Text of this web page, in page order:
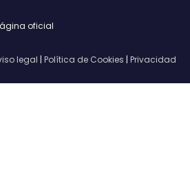
oficial
legal | Política de Cookies | Privacidad